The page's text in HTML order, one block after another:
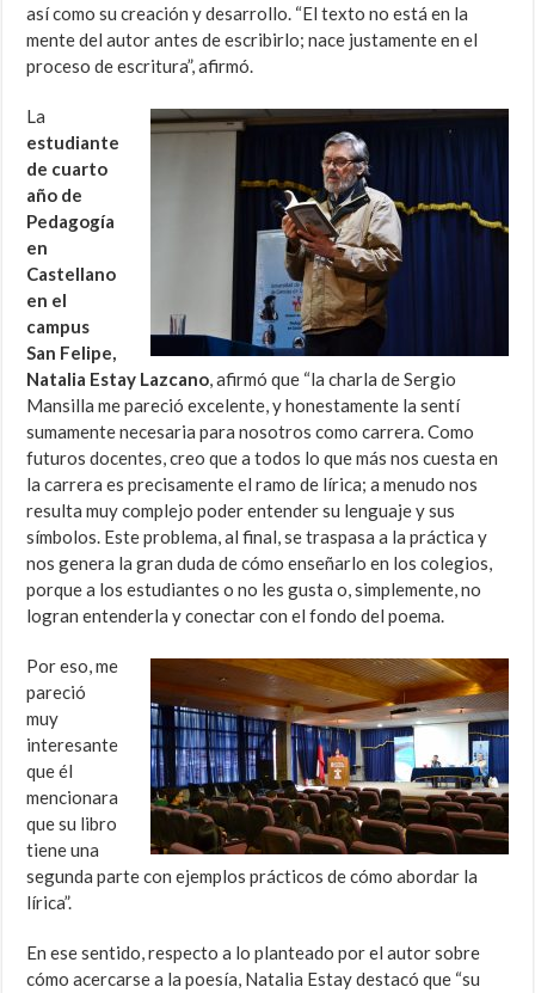
así como su creación y desarrollo. “El texto no está en la
mente del autor antes de escribirlo; nace justamente en el
proceso de escritura”, afirmó.
La
estudiante
de cuarto
año de
Pedagogía
en
Castellano
en el
campus
San Felipe,
Natalia Estay Lazcano, afirmó que “la charla de Sergio
Mansilla me pareció excelente, y honestamente la sentí
sumamente necesaria para nosotros como carrera. Como
futuros docentes, creo que a todos lo que más nos cuesta en
la carrera es precisamente el ramo de lírica; a menudo nos
resulta muy complejo poder entender su lenguaje y sus
símbolos. Este problema, al final, se traspasa a la práctica y
nos genera la gran duda de cómo enseñarlo en los colegios,
porque a los estudiantes o no les gusta o, simplemente, no
logran entenderla y conectar con el fondo del poema.
Por eso, me
pareció
muy
interesante
que él
mencionara
que su libro
tiene una
segunda parte con ejemplos prácticos de cómo abordar la
lírica”.
En ese sentido, respecto a lo planteado por el autor sobre
cómo acercarse a la poesía, Natalia Estay destacó que “su